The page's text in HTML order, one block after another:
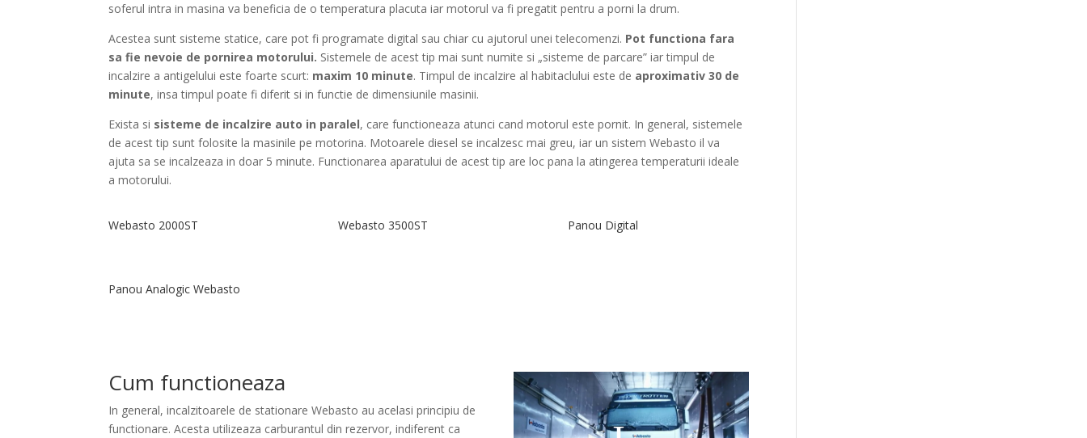
soferul intra in masina va beneficia de o temperatura placuta iar motorul va fi pregatit pentru a porni la drum.
Acestea sunt sisteme statice, care pot fi programate digital sau chiar cu ajutorul unei telecomenzi. Pot functiona fara
sa fie nevoie de pornirea motorului. Sistemele de acest tip mai sunt numite si „sisteme de parcare” iar timpul de
incalzire a antigelului este foarte scurt: maxim 10 minute. Timpul de incalzire al habitaclului este de aproximativ 30 de
minute, insa timpul poate fi diferit si in functie de dimensiunile masinii.
Exista si sisteme de incalzire auto in paralel, care functioneaza atunci cand motorul este pornit. In general, sistemele
de acest tip sunt folosite la masinile pe motorina. Motoarele diesel se incalzesc mai greu, iar un sistem Webasto il va
ajuta sa se incalzeaza in doar 5 minute. Functionarea aparatului de acest tip are loc pana la atingerea temperaturii ideale
a motorului.
Webasto 2000ST Webasto 3500ST Panou Digital
Panou Analogic Webasto
Cum functioneaza
In general, incalzitoarele de stationare Webasto au acelasi principiu de
functionare. Acesta utilizeaza carburantul din rezervor, indiferent ca